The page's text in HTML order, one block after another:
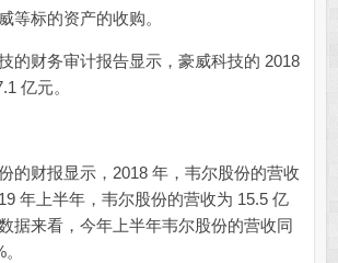
等标的资产的收购。
财务审计报告显示，豪威科技的 2018
亿元。
财报显示，2018 年，韦尔股份的营收
年上半年，韦尔股份的营收为 15.5 亿
据来看，今年上半年韦尔股份的营收同